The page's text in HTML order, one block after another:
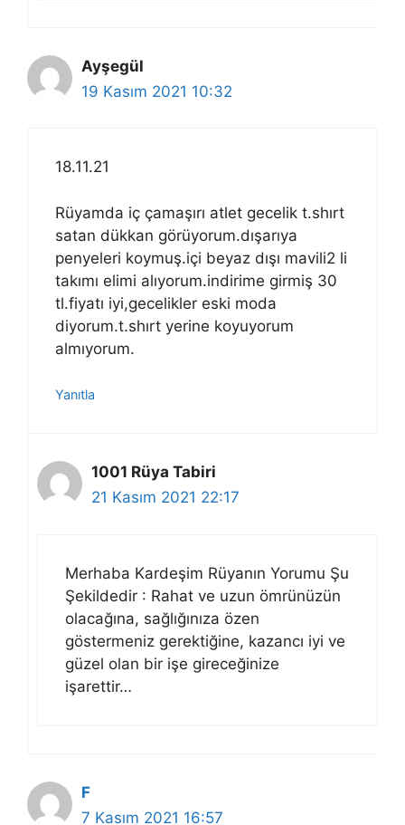
Ayşegül
19 Kasım 2021 10:32
18.11.21
Rüyamda iç çamaşırı atlet gecelik t.shırt
satan dükkan görüyorum.dışarıya
penyeleri koymuş.içi beyaz dışı mavili2 li
takımı elimi alıyorum.indirime girmiş 30
tl.fiyatı iyi,gecelikler eski moda
diyorum.t.shırt yerine koyuyorum
almıyorum.
Yanıtla
1001 Rüya Tabiri
21 Kasım 2021 22:17
Merhaba Kardeşim Rüyanın Yorumu Şu
Şekildedir : Rahat ve uzun ömrünüzün
olacağına, sağlığınıza özen
göstermeniz gerektiğine, kazancı iyi ve
güzel olan bir işe gireceğinize
işarettir…
F
7 Kasım 2021 16:57